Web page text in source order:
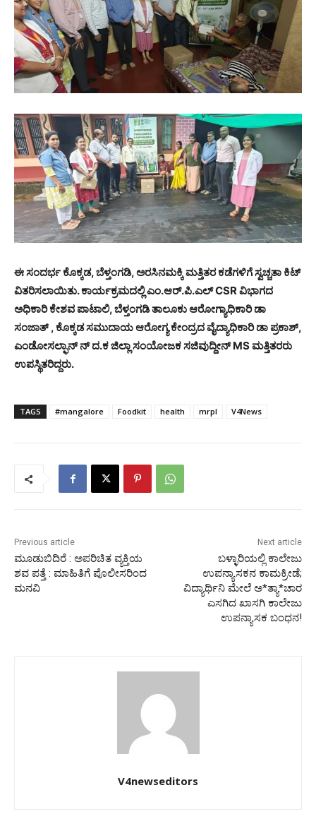
ಈ ಸಂದರ್ಭ ಕೊಕ್ಕಡ, ಬೆಳ್ತಂಗಡಿ, ಅರಸಿನಮಕ್ಕಿ ಮತ್ತಿತರ ಕಡೆಗಳಿಗೆ ಸ್ವಚ್ಚತಾ ಕಿಟ್
ವಿತರಿಸಲಾಯಿತು. ಕಾರ್ಯಕ್ರಮದಲ್ಲಿ ಎಂ.ಆರ್.ಪಿ.ಎಲ್ CSR ವಿಭಾಗದ
ಅಧಿಕಾರಿ ಕೇಶವ ಪಾಟಾಲಿ, ಬೆಳ್ತಂಗಡಿ ತಾಲೂಕು ಆರೋಗ್ಯಾಧಿಕಾರಿ ಡಾ
ಸಂಜಾತ್ , ಕೊಕ್ಕಡ ಸಮುದಾಯ ಆರೋಗ್ಯ ಕೇಂದ್ರದ ವೈದ್ಯಾಧಿಕಾರಿ ಡಾ ಪ್ರಕಾಶ್,
ಎಂಡೋಸಲ್ಫಾನ್ ನ್ ದ.ಕ ಜಿಲ್ಲಾ ಸಂಯೋಜಕ ಸಜಿವುದ್ದೀನ್ MS ಮತ್ತಿತರರು
ಉಪಸ್ಥಿತರಿದ್ದರು.
TAGS #mangalore Foodkit health mrpl V4News
Previous article
ಮೂಡುಬಿದಿರೆ : ಅಪರಿಚಿತ ವ್ಯಕ್ತಿಯ
ಶವ ಪತ್ತೆ : ಮಾಹಿತಿಗೆ ಪೊಲೀಸರಿಂದ
ಮನವಿ
Next article
ಬಳ್ಳಾರಿಯಲ್ಲಿ ಕಾಲೇಜು
ಉಪನ್ಯಾಸಕನ ಕಾಮಕ್ರೀಡೆ;
ವಿದ್ಯಾರ್ಥಿನಿ ಮೇಲೆ ಅ*ತ್ಯಾ*ಚಾರ
ಎಸಗಿದ ಖಾಸಗಿ ಕಾಲೇಜು
ಉಪನ್ಯಾಸಕ ಬಂಧನ!
V4newseditors